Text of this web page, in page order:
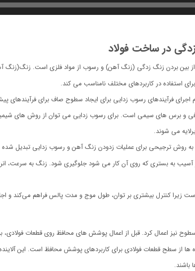
در ساخت فولاد
بین بردن زنگ زدگی (زنگ آهن) و رسوب از مواد فلزی است. زنگ(زنگ
استفاده در کاربردهای مختلف نامناسب می کند.
فرآیندهای رسوب زدایی برای ایجاد سطوح صاف برای فرآیندهای
و برس های سیمی است. برای رسوب زدایی می توان از روش های
می شوند.
به روش ترجیحی برای عملیات زدودن زنگ آهن و رسوب زدایی تبدیل شده
آسیب به بستری که روی آن کار می شود جلوگیری شود. زنگ به سرعت،
است زیرا کنترل بیشتری بر توان، طول موج و مدت پالس فراهم می‌کند
نیز اعمال کرد. قبل از اعمال پوشش های محافظ روی قطعات فولادی،
از سطح قطعات فولادی برای کاربردهای پوشش محافظ است. این
باشند.